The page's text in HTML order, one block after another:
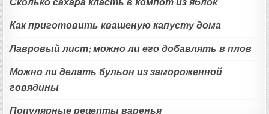
Как приготовить квашеную капусту дома
Лавровый лист: можно ли его добавлять в плов
Можно ли делать бульон из замороженной
говядины
Популярные рецепты варенья